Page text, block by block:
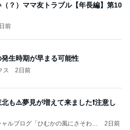
？）ママ友トラブル【年長編】第10
前
生時期が早まる可能性
ス 2日前
も⚠️夢見が増えて来ました❗️注意し
ルブログ「ひむかの風にさそわれ
2日前